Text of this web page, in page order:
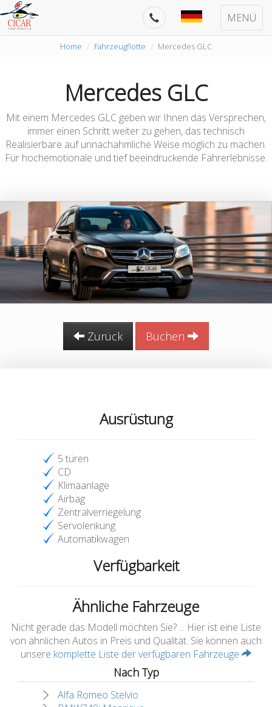
MENÜ
Home Fahrzeugflotte Mercedes GLC
Mercedes GLC
Mit einem Mercedes GLC geben wir Ihnen das Versprechen,
immer einen Schritt weiter zu gehen, das technisch
Realisierbare auf unnachahmliche Weise möglich zu machen.
Für hochemotionale und tief beeindruckende Fahrerlebnisse.
Zurück Buchen
Ausrüstung
5 türen
CD
Klimaanlage
Airbag
Zentralverriegelung
Servolenkung
Automatikwagen
Verfügbarkeit
Ähnliche Fahrzeuge
Nicht gerade das Modell möchten Sie? ... Hier ist eine Liste
von ähnlichen Autos in Preis und Qualität. Sie können auch
unsere komplette Liste der verfügbaren Fahrzeuge
Nach Typ
Alfa Romeo Stelvio